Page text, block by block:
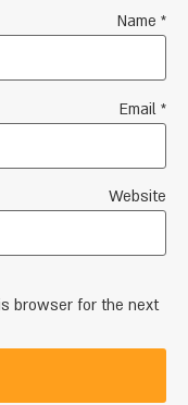
Name *
Email *
Website
browser for the next